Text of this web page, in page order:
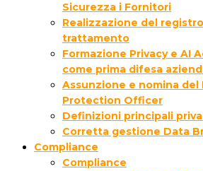
Sicurezza i Fornitori
Realizzazione del
trattamento
Formazione Privacy e AI
come prima difesa
Assunzione e nomina del
Protection Officer
Definizioni principali
Corretta gestione Data
Compliance
Compliance